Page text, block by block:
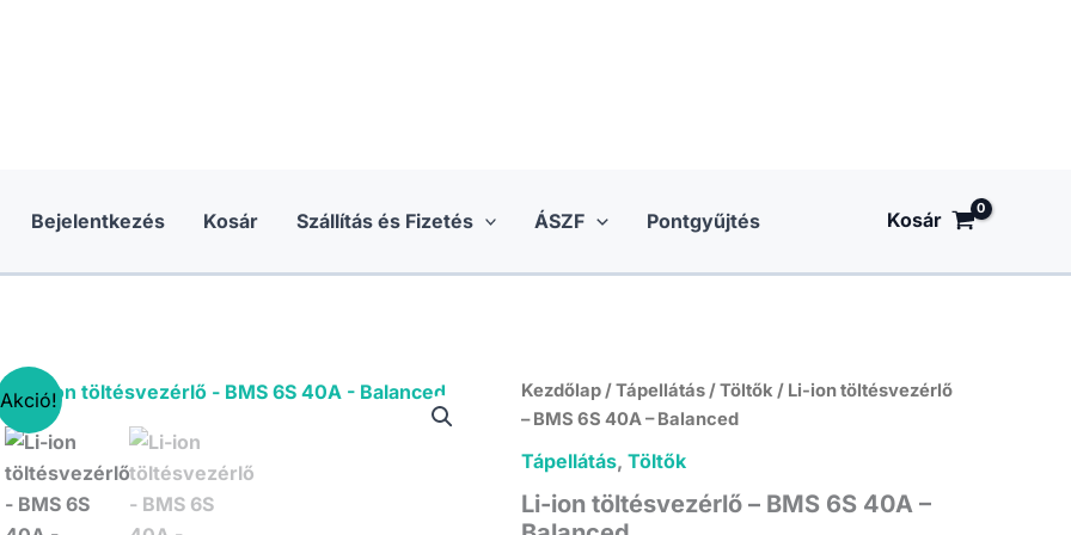
Bejelentkezés Kosár Szállítás és Fizetés ÁSZF Pontgyűjtés Kosár
Akció! Kezdőlap/Tápellátás/Töltők / Li-ion töltésvezérlő
– BMS 6S 40A – Balanced
Tápellátás, Töltők
Li-ion töltésvezérlő – BMS 6S 40A –